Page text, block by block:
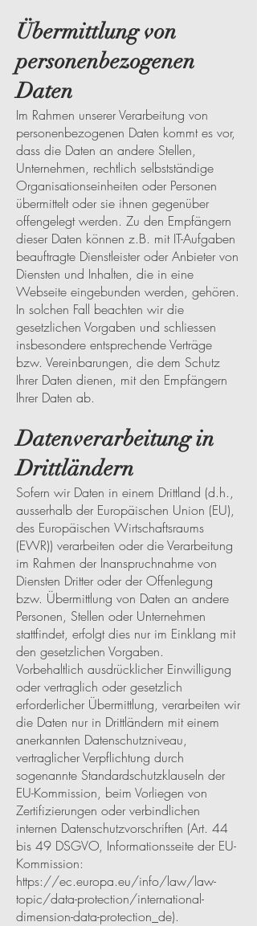
Übermittlung von
personenbezogenen
Daten
Im Rahmen unserer Verarbeitung von
personenbezogenen Daten kommt es vor,
dass die Daten an andere Stellen,
Unternehmen, rechtlich selbstständige
Organisationseinheiten oder Personen
übermittelt oder sie ihnen gegenüber
offengelegt werden. Zu den Empfängern
dieser Daten können z.B. mit IT-Aufgaben
beauftragte Dienstleister oder Anbieter von
Diensten und Inhalten, die in eine
Webseite eingebunden werden, gehören.
In solchen Fall beachten wir die
gesetzlichen Vorgaben und schliessen
insbesondere entsprechende Verträge
bzw. Vereinbarungen, die dem Schutz
Ihrer Daten dienen, mit den Empfängern
Ihrer Daten ab.
Datenverarbeitung in
Drittländern
Sofern wir Daten in einem Drittland (d.h.,
ausserhalb der Europäischen Union (EU),
des Europäischen Wirtschaftsraums
(EWR)) verarbeiten oder die Verarbeitung
im Rahmen der Inanspruchnahme von
Diensten Dritter oder der Offenlegung
bzw. Übermittlung von Daten an andere
Personen, Stellen oder Unternehmen
stattfindet, erfolgt dies nur im Einklang mit
den gesetzlichen Vorgaben.
Vorbehaltlich ausdrücklicher Einwilligung
oder vertraglich oder gesetzlich
erforderlicher Übermittlung, verarbeiten wir
die Daten nur in Drittländern mit einem
anerkannten Datenschutzniveau,
vertraglicher Verpflichtung durch
sogenannte Standardschutzklauseln der
EU-Kommission, beim Vorliegen von
Zertifizierungen oder verbindlichen
internen Datenschutzvorschriften (Art. 44
bis 49 DSGVO, Informationsseite der EU-
Kommission:
https://ec.europa.eu/info/law/law-
topic/data-protection/international-
dimension-data-protection_de).